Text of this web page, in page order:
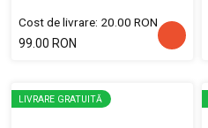
Cost de livrare: 20.00 RON
99.00 RON
LIVRARE GRATUITĂ